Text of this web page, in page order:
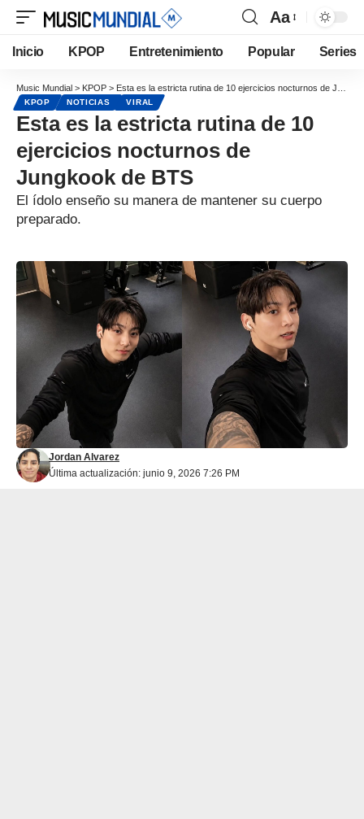
Aa
Inicio KPOP Entretenimiento Popular Series
Music Mundial > KPOP > Esta es la estricta rutina de 10 ejercicios nocturnos de Jungkook de BTS
KPOP NOTICIAS VIRAL
Esta es la estricta rutina de 10
ejercicios nocturnos de
Jungkook de BTS
El ídolo enseño su manera de mantener su cuerpo
preparado.
Última actualización: junio 9, 2026 7:26 PM
Jordan Alvarez